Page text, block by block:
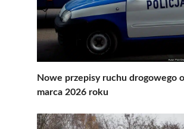
Nowe przepisy ruchu drogowego
marca 2026 roku